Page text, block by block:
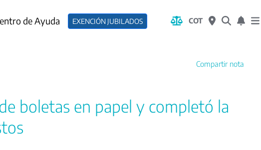
de Ayuda EXENCIÓN JUBILADOS COT
Compartir nota
boletas en papel y completó la